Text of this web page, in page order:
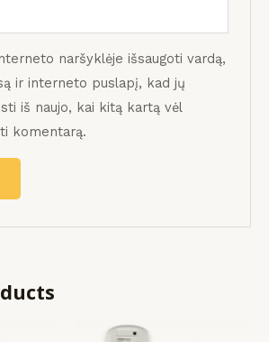
naršyklėje išsaugoti vardą,
ir interneto puslapį, kad jų
iš naujo, kai kitą kartą vėl
komentarą.